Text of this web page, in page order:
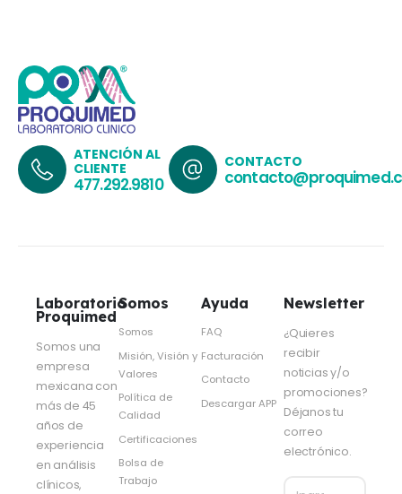
ATENCIÓN AL
CLIENTE
477.292.9810
CONTACTO
Laboratorio
Proquimed
Somos una
empresa
mexicana con
más de 45
años de
experiencia
en análisis
clínicos,
Somos
Somos
Misión, Visión y
Valores
Política de
Calidad
Certificaciones
Bolsa de
Trabajo
Ayuda
FAQ
Facturación
Contacto
Descargar APP
Newsletter
¿Quieres
recibir
noticias y/o
promociones?
Déjanos tu
correo
electrónico.